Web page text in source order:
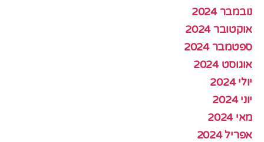
נובמבר 2024
אוקטובר 2024
ספטמבר 2024
אוגוסט 2024
יולי 2024
יוני 2024
מאי 2024
אפריל 2024